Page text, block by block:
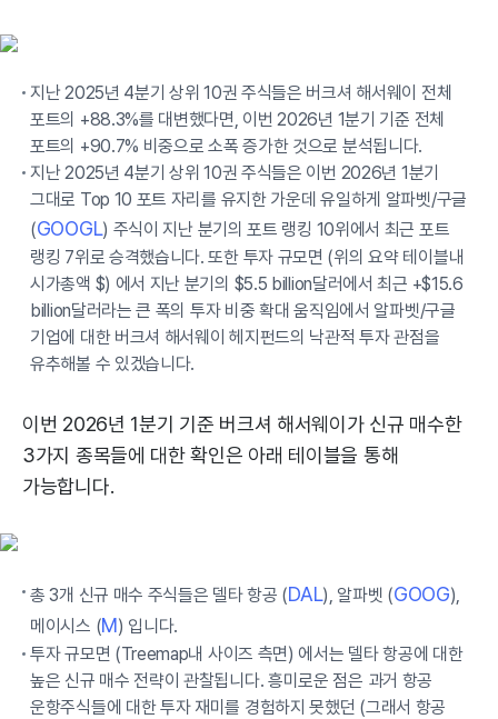
지난 2025년 4분기 상위 10권 주식들은 버크셔 해서웨이 전체
포트의 +88.3%를 대변했다면, 이번 2026년 1분기 기준 전체
포트의 +90.7% 비중으로 소폭 증가한 것으로 분석됩니다.
지난 2025년 4분기 상위 10권 주식들은 이번 2026년 1분기
그대로 Top 10 포트 자리를 유지한 가운데 유일하게 알파벳/구글
(GOOGL) 주식이 지난 분기의 포트 랭킹 10위에서 최근 포트
랭킹 7위로 승격했습니다. 또한 투자 규모면 (위의 요약 테이블내
시가총액 $) 에서 지난 분기의 $5.5 billion달러에서 최근 +$15.6
billion달러라는 큰 폭의 투자 비중 확대 움직임에서 알파벳/구글
기업에 대한 버크셔 해서웨이 헤지펀드의 낙관적 투자 관점을
유추해볼 수 있겠습니다.
이번 2026년 1분기 기준 버크셔 해서웨이가 신규 매수한
3가지 종목들에 대한 확인은 아래 테이블을 통해
가능합니다.
총 3개 신규 매수 주식들은 델타 항공 (DAL), 알파벳 (GOOG),
메이시스 (M) 입니다.
투자 규모면 (Treemap내 사이즈 측면) 에서는 델타 항공에 대한
높은 신규 매수 전략이 관찰됩니다. 흥미로운 점은 과거 항공
운항주식들에 대한 투자 재미를 경험하지 못했던 (그래서 항공